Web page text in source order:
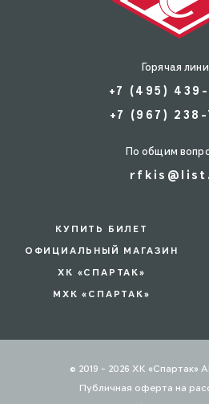
Горячая
+7 (495)
+7 (967)
По общим
КУПИТЬ БИЛЕТ
ОФИЦИАЛЬНЫЙ МАГАЗИН
ХК «СПАРТАК»
МХК «СПАРТАК»
© 2019 - 2026 ХК «Спартак»
Публичная оферта на